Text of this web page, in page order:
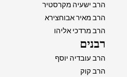
הרב ישעיה מקרסטיר
הרב מאיר אבוחצירא
הרב מרדכי אליהו
רבנים
הרב עובדיה יוסף
הרב קוק